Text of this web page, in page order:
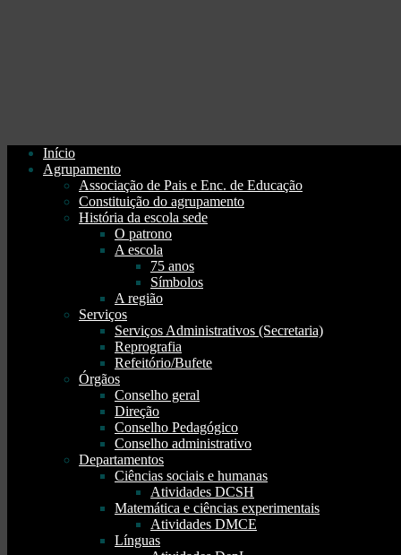
Início
Agrupamento
Associação de Pais e Enc. de Educação
Constituição do agrupamento
História da escola sede
O patrono
A escola
75 anos
Símbolos
A região
Serviços
Serviços Administrativos (Secretaria)
Reprografia
Refeitório/Bufete
Órgãos
Conselho geral
Direção
Conselho Pedagógico
Conselho administrativo
Departamentos
Ciências sociais e humanas
Atividades DCSH
Matemática e ciências experimentais
Atividades DMCE
Línguas